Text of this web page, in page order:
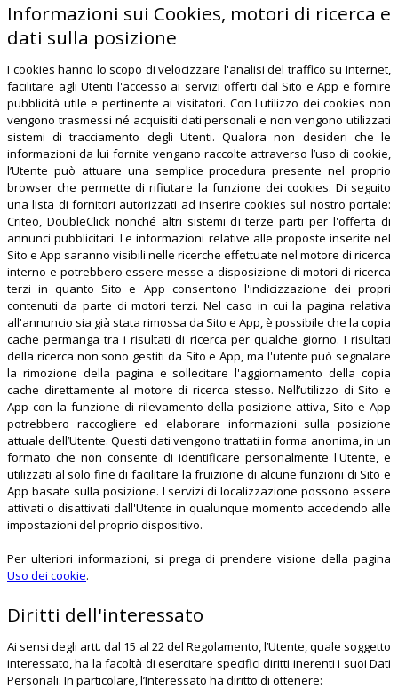
Informazioni sui Cookies, motori di ricerca e
dati sulla posizione
I cookies hanno lo scopo di velocizzare l'analisi del traffico su Internet,
facilitare agli Utenti l'accesso ai servizi offerti dal Sito e App e fornire
pubblicità utile e pertinente ai visitatori. Con l'utilizzo dei cookies non
vengono trasmessi né acquisiti dati personali e non vengono utilizzati
sistemi di tracciamento degli Utenti. Qualora non desideri che le
informazioni da lui fornite vengano raccolte attraverso l’uso di cookie,
l’Utente può attuare una semplice procedura presente nel proprio
browser che permette di rifiutare la funzione dei cookies. Di seguito
una lista di fornitori autorizzati ad inserire cookies sul nostro portale:
Criteo, DoubleClick nonché altri sistemi di terze parti per l'offerta di
annunci pubblicitari. Le informazioni relative alle proposte inserite nel
Sito e App saranno visibili nelle ricerche effettuate nel motore di ricerca
interno e potrebbero essere messe a disposizione di motori di ricerca
terzi in quanto Sito e App consentono l'indicizzazione dei propri
contenuti da parte di motori terzi. Nel caso in cui la pagina relativa
all'annuncio sia già stata rimossa da Sito e App, è possibile che la copia
cache permanga tra i risultati di ricerca per qualche giorno. I risultati
della ricerca non sono gestiti da Sito e App, ma l'utente può segnalare
la rimozione della pagina e sollecitare l'aggiornamento della copia
cache direttamente al motore di ricerca stesso. Nell’utilizzo di Sito e
App con la funzione di rilevamento della posizione attiva, Sito e App
potrebbero raccogliere ed elaborare informazioni sulla posizione
attuale dell’Utente. Questi dati vengono trattati in forma anonima, in un
formato che non consente di identificare personalmente l'Utente, e
utilizzati al solo fine di facilitare la fruizione di alcune funzioni di Sito e
App basate sulla posizione. I servizi di localizzazione possono essere
attivati o disattivati dall'Utente in qualunque momento accedendo alle
impostazioni del proprio dispositivo.
Per ulteriori informazioni, si prega di prendere visione della pagina
Uso dei cookie.
Diritti dell'interessato
Ai sensi degli artt. dal 15 al 22 del Regolamento, l’Utente, quale soggetto
interessato, ha la facoltà di esercitare specifici diritti inerenti i suoi Dati
Personali. In particolare, l’Interessato ha diritto di ottenere: